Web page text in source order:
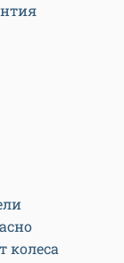
колеса